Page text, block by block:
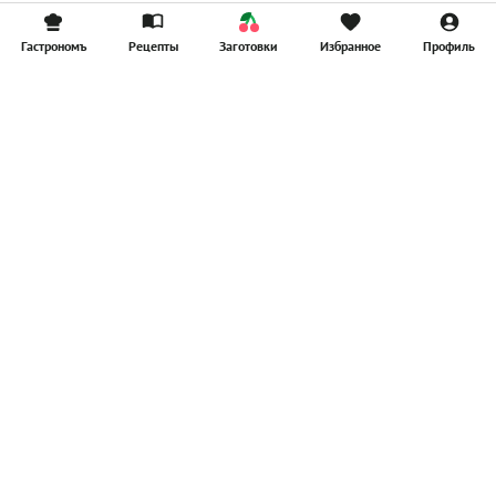
Гастрономъ Рецепты Заготовки Избранное Профиль